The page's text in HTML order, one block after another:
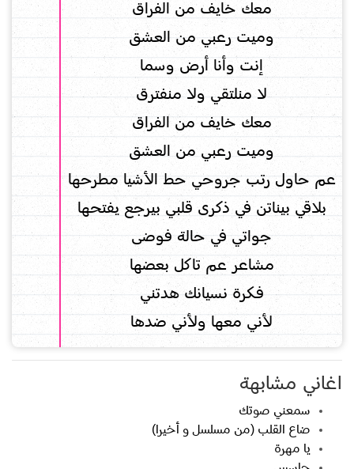
معك خايف من الفراق
وميت رعبي من العشق
إنت وأنا أرض وسما
لا منلتقي ولا منفترق
معك خايف من الفراق
وميت رعبي من العشق
عم حاول رتب جروحي حط الأشيا مطرحها
بلاقي بيناتن في ذكرى قلبي بيرجع يفتحها
جواتي في حالة فوضى
مشاعر عم تاكل بعضها
فكرة نسيانك هدتني
لأني معها ولأني ضدها
اغاني مشابهة
سمعني صوتك
ضاع القلب (من مسلسل و أخيرا)
يا مهرة